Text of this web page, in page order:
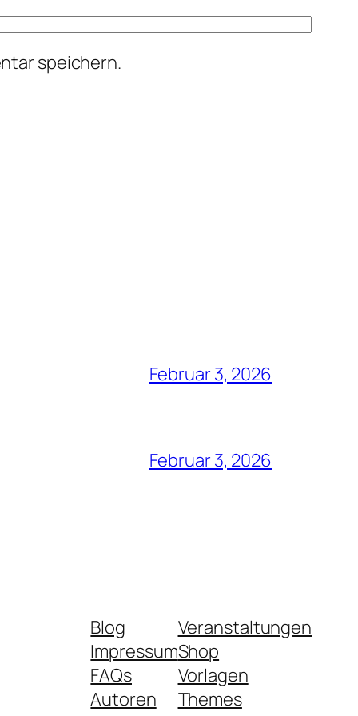
speichern.
Februar 3, 2026
Februar 3, 2026
Blog
Impressum
FAQs
Autoren
Veranstaltungen
Shop
Vorlagen
Themes